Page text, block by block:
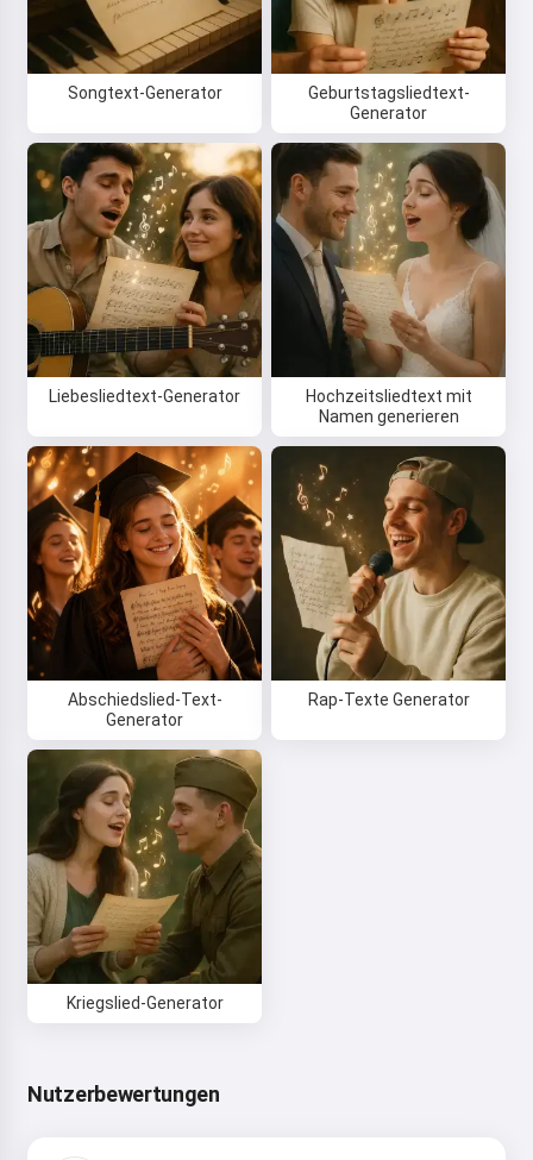
Songtext-Generator
Geburtstagsliedtext-
Generator
Liebesliedtext-Generator
Hochzeitsliedtext mit
Namen generieren
Abschiedslied-Text-
Generator
Rap-Texte Generator
Kriegslied-Generator
Nutzerbewertungen